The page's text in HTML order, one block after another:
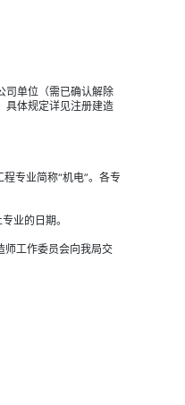
司单位（需已确认解除
具体规定详见注册建造
专业简称“机电”。各专
业的日期。
师工作委员会向我局交